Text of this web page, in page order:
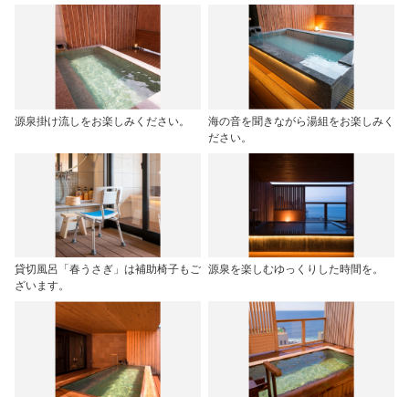
源泉掛け流しをお楽しみください。
海の音を聞きながら湯組をお楽しみく
ださい。
貸切風呂「春うさぎ」は補助椅子もご
ざいます。
源泉を楽しむゆっくりした時間を。